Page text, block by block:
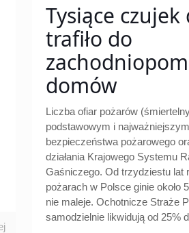
Tysiące czujek
trafiło do
domów
Liczba ofiar pożarów
podstawowym i
bezpieczeństwa pożarowego
działania Krajowego Systemu
Gaśniczego. Od trzydziestu lat
pożarach w Polsce ginie około
nie maleje. Ochotnicze Straże
samodzielnie likwidują od 25%